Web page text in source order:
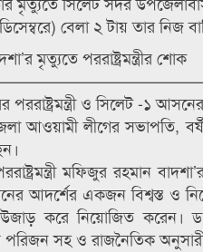
বেলা ২ টায় তার নিজ
মৃত্যুতে পররাষ্ট্রমন্ত্রীর শোক
পররাষ্ট্রমন্ত্রী ও সিলেট -১
আওয়ামী লীগের সভাপতি,
মফিজুর রহমান
আদর্শের একজন বিশ্বস্ত ও
করে নিয়োজিত করেন।
পরিজন সহ ও রাজনৈতিক